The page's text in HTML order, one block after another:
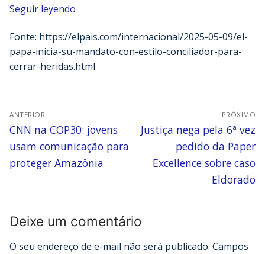
Seguir leyendo
Fonte: https://elpais.com/internacional/2025-05-09/el-
papa-inicia-su-mandato-con-estilo-conciliador-para-
cerrar-heridas.html
ANTERIOR
CNN na COP30: jovens
usam comunicação para
proteger Amazônia
PRÓXIMO
Justiça nega pela 6ª vez
pedido da Paper
Excellence sobre caso
Eldorado
Deixe um comentário
O seu endereço de e-mail não será publicado. Campos